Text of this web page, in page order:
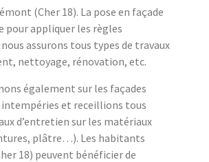
(Cher 18). La pose en façade
pour appliquer les règles
assurons tous types de travaux
nettoyage, rénovation, etc.
également sur les façades
intempéries et receillions tous
d’entretien sur les matériaux
plâtre…). Les habitants
18) peuvent bénéficier de